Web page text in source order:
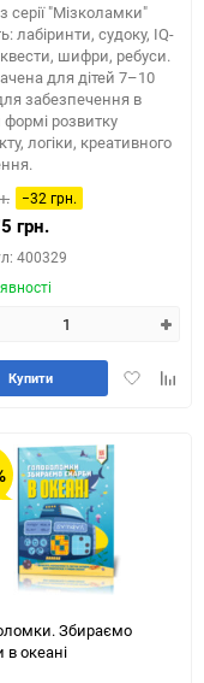
серії "Мізколамки"
лабіринти, судоку, IQ-
шифри, ребуси.
для дітей 7–10
забезпечення в
формі розвитку
логіки, креативного
−32 грн.
грн.
400329
Додати
Купити
Збираємо
в океані